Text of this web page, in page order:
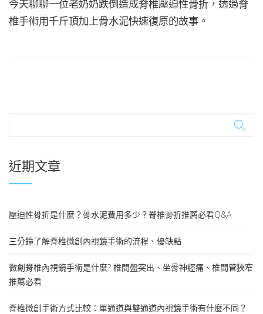
今天聊聊一位老奶奶跌倒造成脊椎壓迫性骨折，透過脊
椎手術用千斤頂加上骨水泥快速復原的故事。
近期文章
壓迫性骨折是什麼？骨水泥費用多少？脊椎骨折推薦必看Q&A
三分鐘了解脊椎微創內視鏡手術的流程、優缺點
微創脊椎內視鏡手術是什麼? 椎間盤突出、坐骨神經痛、椎間管狹窄
推薦必看
脊椎微創手術方式比較：單通道與雙通道內視鏡手術有什麼不同？